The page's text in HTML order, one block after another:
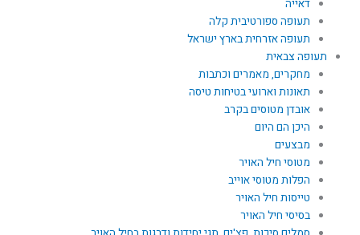
דאייה
תעופה ספורטיבית קלה
תעופה אזרחית בארץ ישראל
תעופה צבאית
מחקרים, מאמרים וכתבות
תאונות וארועי בטיחות טיסה
אובדן מטוסים בקרב
היכן הם היום
מבצעים
מטוסי חיל האויר
הפלות מטוסי אוייב
טייסות חיל האויר
בסיסי חיל האויר